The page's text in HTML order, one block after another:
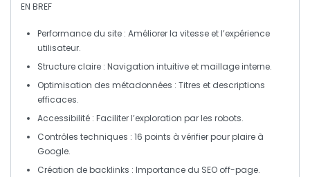
EN BREF
Performance du site : Améliorer la vitesse et l’expérience
utilisateur.
Structure claire : Navigation intuitive etmaillage interne.
Optimisation des métadonnées : Titres et descriptions
efficaces.
Accessibilité : Faciliter l’exploration par les robots.
Contrôles techniques : 16 points à vérifier pour plaire à
Google.
Création de backlinks : Importance du SEO off-page.